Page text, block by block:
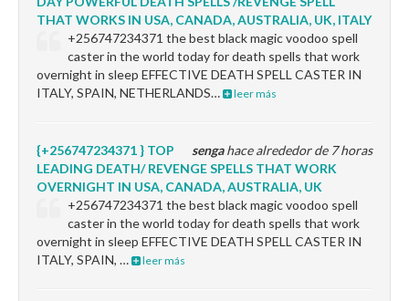
THAT WORKS IN USA, CANADA, AUSTRALIA, UK, ITALY
+256747234371 the best black magic voodoo spell
caster in the world today for death spells that work
overnight in sleep EFFECTIVE DEATH SPELL CASTER IN
ITALY, SPAIN, NETHERLANDS…
leer más
sengahace alrededor de 7 horas
{+256747234371 } TOP
LEADING DEATH/ REVENGE SPELLS THAT WORK
OVERNIGHT IN USA, CANADA, AUSTRALIA, UK
+256747234371 the best black magic voodoo spell
caster in the world today for death spells that work
overnight in sleep EFFECTIVE DEATH SPELL CASTER IN
ITALY, SPAIN, …
leer más